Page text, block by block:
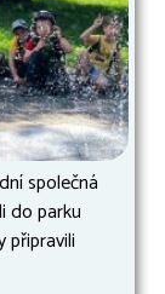
společná
do parku
připravili